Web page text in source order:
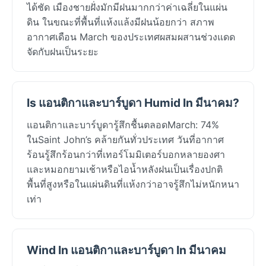
ได้ชัด เมืองชายฝั่งมักมีฝนมากกว่าค่าเฉลี่ยในแผ่น
ดิน ในขณะที่พื้นที่แห้งแล้งมีฝนน้อยกว่า สภาพ
อากาศเดือน March ของประเทศผสมผสานช่วงแดด
จัดกับฝนเป็นระยะ
Is แอนติกาและบาร์บูดา Humid In มีนาคม?
แอนติกาและบาร์บูดารู้สึกชื้นตลอดMarch: 74%
ในSaint John’s คล้ายกันทั่วประเทศ วันที่อากาศ
ร้อนรู้สึกร้อนกว่าที่เทอร์โมมิเตอร์บอกหลายองศา
และหมอกยามเช้าหรือไอน้ำหลังฝนเป็นเรื่องปกติ
พื้นที่สูงหรือในแผ่นดินที่แห้งกว่าอาจรู้สึกไม่หนักหนา
เท่า
Wind In แอนติกาและบาร์บูดา In มีนาคม